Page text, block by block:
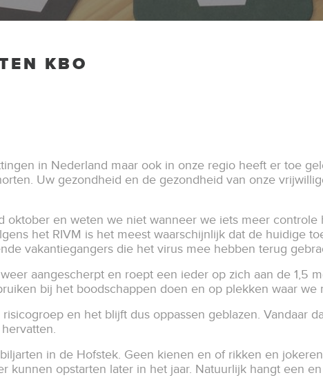
KBO
in Nederland maar ook in onze regio heeft er toe
Uw gezondheid en de gezondheid van onze
oktober en weten we niet wanneer we iets meer
het RIVM is het meest waarschijnlijk dat de huidige
vakantiegangers die het virus mee hebben terug
aangescherpt en roept een ieder op zich aan de 1,5
bij het boodschappen doen en op plekken waar
en het blijft dus oppassen geblazen. Vandaar
in de Hofstek. Geen kienen en of rikken en
kunnen opstarten later in het jaar. Natuurlijk hangt een